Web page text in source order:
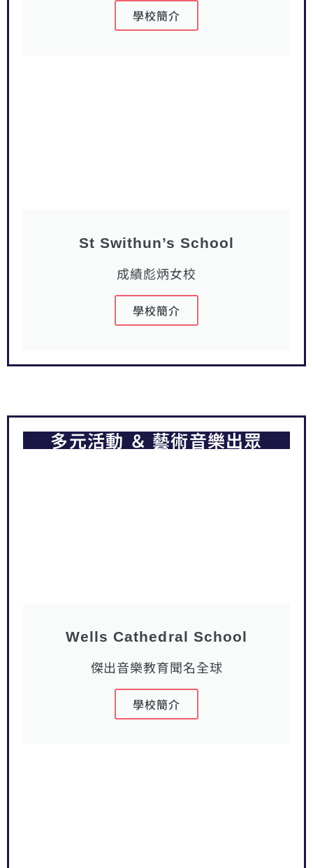
學校簡介
St Swithun’s School
成績彪炳女校
學校簡介
多元活動 ＆ 藝術音樂出眾
Wells Cathedral School
傑出音樂教育聞名全球
學校簡介